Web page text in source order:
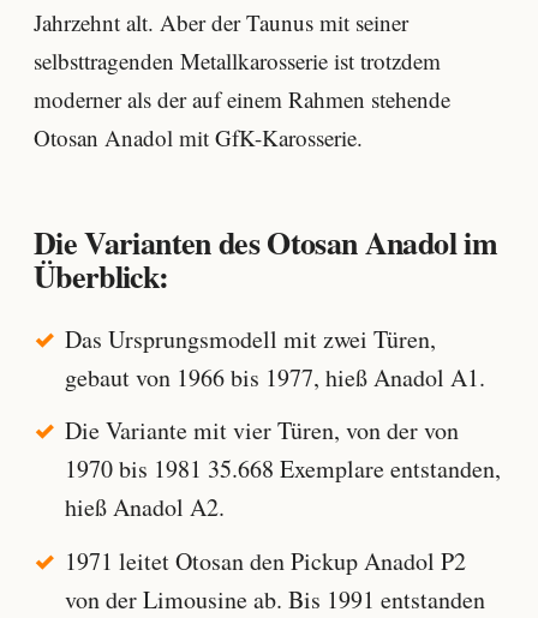
Jahrzehnt alt. Aber der Taunus mit seiner
selbsttragenden Metallkarosserie ist trotzdem
moderner als der auf einem Rahmen stehende
Otosan Anadol mit GfK-Karosserie.
Die Varianten des Otosan Anadol im
Überblick:
Das Ursprungsmodell mit zwei Türen,
gebaut von 1966 bis 1977, hieß Anadol A1.
Die Variante mit vier Türen, von der von
1970 bis 1981 35.668 Exemplare entstanden,
hieß Anadol A2.
1971 leitet Otosan den Pickup Anadol P2
von der Limousine ab. Bis 1991 entstanden